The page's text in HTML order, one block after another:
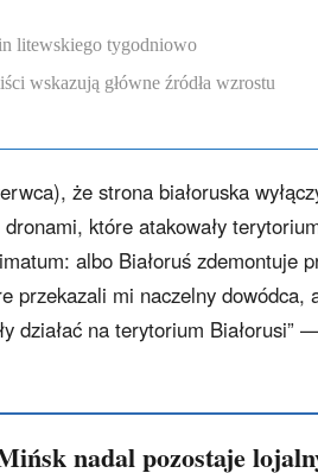
litewskiego tygodniowo
wskazują główne źródła wzrostu
że strona białoruska
które atakowały
albo Białoruś zdemontuje
przekazali mi naczelny dowódca,
działać na terytorium Białorusi”
nadal pozostaje